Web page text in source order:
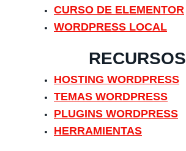
CURSO DE ELEMENTOR
WORDPRESS LOCAL
RECURSOS
HOSTING WORDPRESS
TEMAS WORDPRESS
PLUGINS WORDPRESS
HERRAMIENTAS